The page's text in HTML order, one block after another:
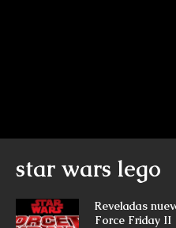
star wars lego
Reveladas
Force Friday II